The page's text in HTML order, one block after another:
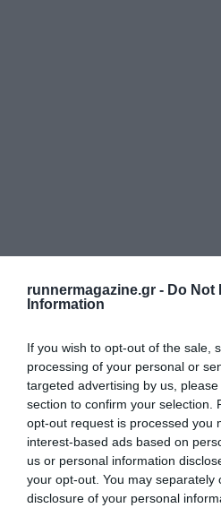
runnermagazine.gr - Do Not
Information
If you wish to opt-out of the sale,
processing of your personal or
targeted advertising by us,
section to confirm your selection.
opt-out request is processed you
interest-based ads based on
us or personal information
your opt-out. You may separately
disclosure of your personal